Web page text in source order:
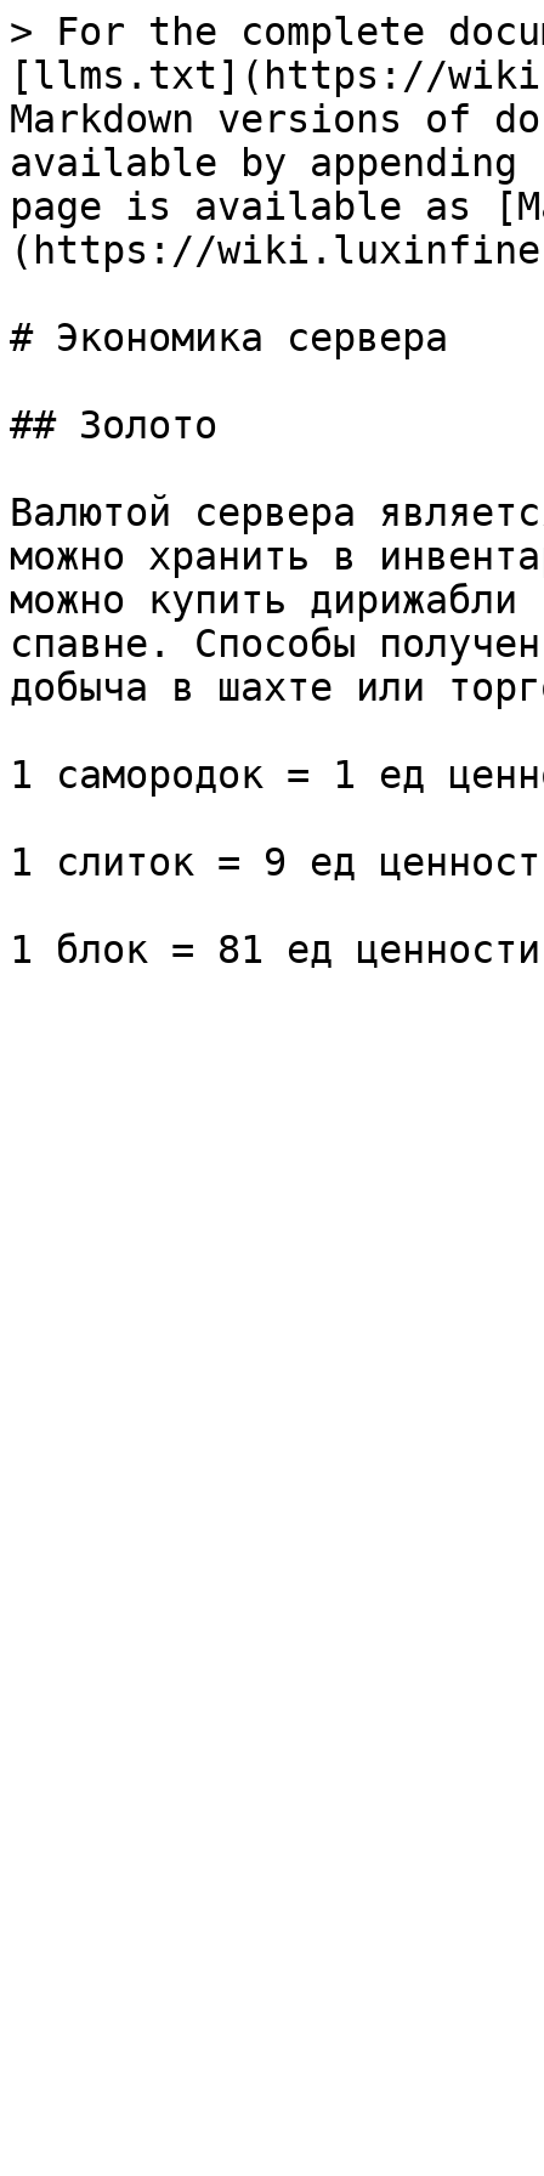
> For the complete
[llms.txt](https://
Markdown versions of
available by
page is available as
(https://
# Экономика сервера
## Золото
Валютой сервера
можно хранить в
можно купить
спавне. Способы
добыча в шахте или
1 самородок = 1 ед
1 слиток = 9 ед